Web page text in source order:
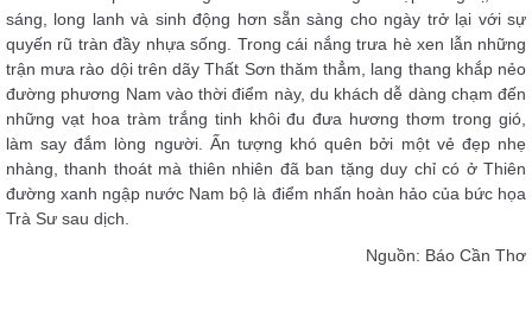
sáng, long lanh và sinh động hơn sẵn sàng cho ngày trở lại với sự
quyến rũ tràn đầy nhựa sống. Trong cái nắng trưa hè xen lẫn những
trận mưa rào dội trên dãy Thất Sơn thăm thẳm, lang thang khắp nẻo
đường phương Nam vào thời điểm này, du khách dễ dàng chạm đến
những vạt hoa tràm trắng tinh khôi đu đưa hương thơm trong gió,
làm say đắm lòng người. Ấn tượng khó quên bởi một vẻ đẹp nhẹ
nhàng, thanh thoát mà thiên nhiên đã ban tặng duy chỉ có ở Thiên
đường xanh ngập nước Nam bộ là điểm nhấn hoàn hảo của bức họa
Trà Sư sau dịch.
Nguồn: Báo Cần Thơ